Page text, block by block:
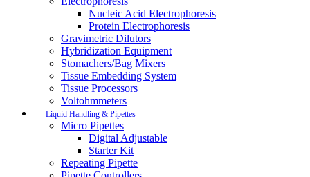
Nucleic Acid Electrophoresis
Protein Electrophoresis
Gravimetric Dilutors
Hybridization Equipment
Stomachers/Bag Mixers
Tissue Embedding System
Tissue Processors
Voltohmmeters
Liquid Handling & Pipettes
Micro Pipettes
Digital Adjustable
Starter Kit
Repeating Pipette